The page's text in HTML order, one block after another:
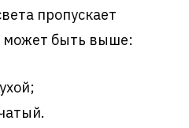
пропускает
может быть выше: